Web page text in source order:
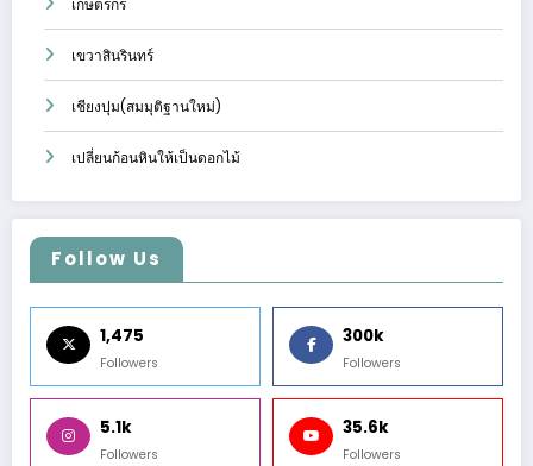
เกษตรกร
เขวาสินรินทร์
เชียงปุม(สมมุติฐานใหม่)
เปลี่ยนก้อนหินให้เป็นดอกไม้
Follow Us
1,475
Followers
300k
Followers
5.1k
Followers
35.6k
Followers